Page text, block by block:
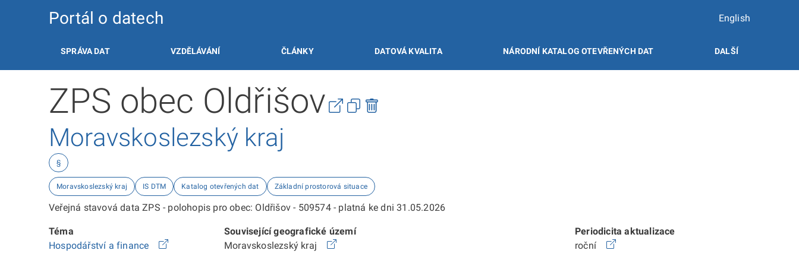
Portál o datech English
SPRÁVA DAT VZDĚLÁVÁNÍ ČLÁNKY DATOVÁ KVALITA NÁRODNÍ KATALOG OTEVŘENÝCH DAT DALŠÍ
ZPS obec Oldřišov
Moravskoslezský kraj
§
Moravskoslezský kraj IS DTM Katalog otevřených dat Základní prostorová situace
Veřejná stavová data ZPS - polohopis pro obec: Oldřišov - 509574 - platná ke dni 31.05.2026
Téma
Hospodářství a finance
Související geografické území
Moravskoslezský kraj
Periodicita aktualizace
roční